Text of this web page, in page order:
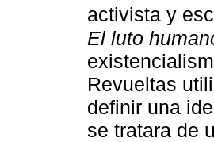
activista y
El luto
Revueltas
definir una
se tratara de